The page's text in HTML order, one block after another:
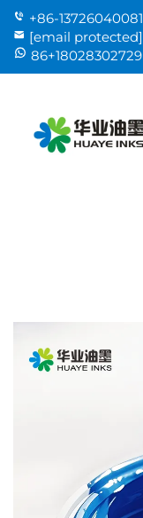
+86-13726040081
[email protected]
86+18028302729